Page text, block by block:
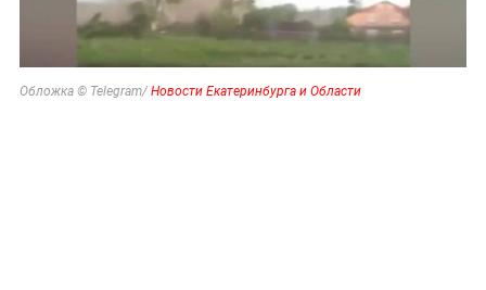
Обложка © Telegram/ Новости Екатеринбурга и Области